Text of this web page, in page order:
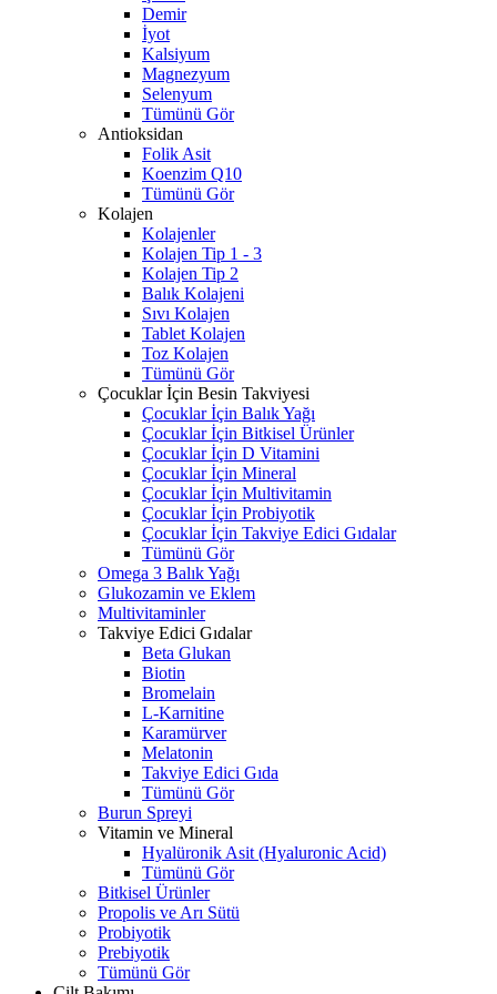
Demir
İyot
Kalsiyum
Magnezyum
Selenyum
Tümünü Gör
Antioksidan
Folik Asit
Koenzim Q10
Tümünü Gör
Kolajen
Kolajenler
Kolajen Tip 1 - 3
Kolajen Tip 2
Balık Kolajeni
Sıvı Kolajen
Tablet Kolajen
Toz Kolajen
Tümünü Gör
Çocuklar İçin Besin Takviyesi
Çocuklar İçin Balık Yağı
Çocuklar İçin Bitkisel Ürünler
Çocuklar İçin D Vitamini
Çocuklar İçin Mineral
Çocuklar İçin Multivitamin
Çocuklar İçin Probiyotik
Çocuklar İçin Takviye Edici Gıdalar
Tümünü Gör
Omega 3 Balık Yağı
Glukozamin ve Eklem
Multivitaminler
Takviye Edici Gıdalar
Beta Glukan
Biotin
Bromelain
L-Karnitine
Karamürver
Melatonin
Takviye Edici Gıda
Tümünü Gör
Burun Spreyi
Vitamin ve Mineral
Hyalüronik Asit (Hyaluronic Acid)
Tümünü Gör
Bitkisel Ürünler
Propolis ve Arı Sütü
Probiyotik
Prebiyotik
Tümünü Gör